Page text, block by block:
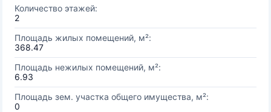
Количество этажей:
2
Площадь жилых помещений, м²:
368.47
Площадь нежилых помещений, м²:
6.93
Площадь зем. участка общего имущества, м²:
0